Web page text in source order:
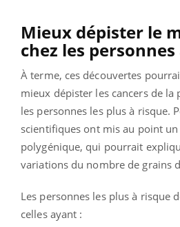
Mieux dépister le
chez les
À terme, ces découvertes
mieux dépister les cancers de la
les personnes les plus à risque.
scientifiques ont mis au point
polygénique, qui pourrait
variations du nombre de grains
Les personnes les plus à risque
celles ayant :